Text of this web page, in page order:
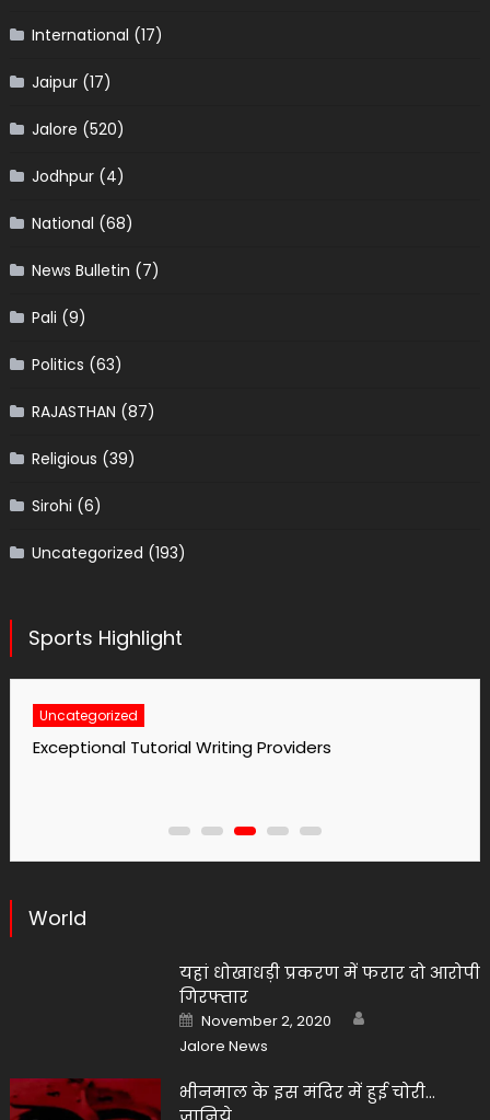
International (17)
Jaipur(17)
Jalore (520)
Jodhpur(4)
National (68)
News Bulletin (7)
Pali (9)
Politics (63)
RAJASTHAN (87)
Religious (39)
Sirohi (6)
Uncategorized (193)
Sports Highlight
Uncategorized
No1 Essay Writing Service Grabmyessay Com
World
यहां धोखाधड़ी प्रकरण में फरार दो आरोपी
गिरफ्तार
Posted
on
November 2, 2020
Jalore News
भीनमाल के इस मंदिर में हुई चोरी…